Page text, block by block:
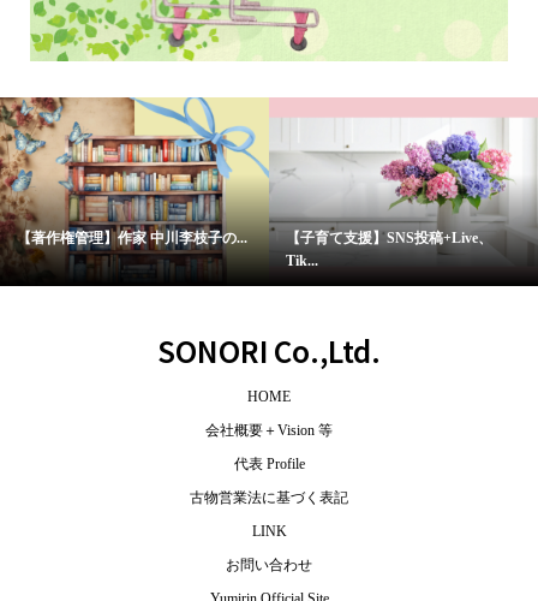
【著作権管理】作家 中川李枝子の...
【子育て支援】SNS投稿+Live、
Tik...
SONORI Co.,Ltd.
HOME
会社概要＋Vision 等
代表 Profile
古物営業法に基づく表記
LINK
お問い合わせ